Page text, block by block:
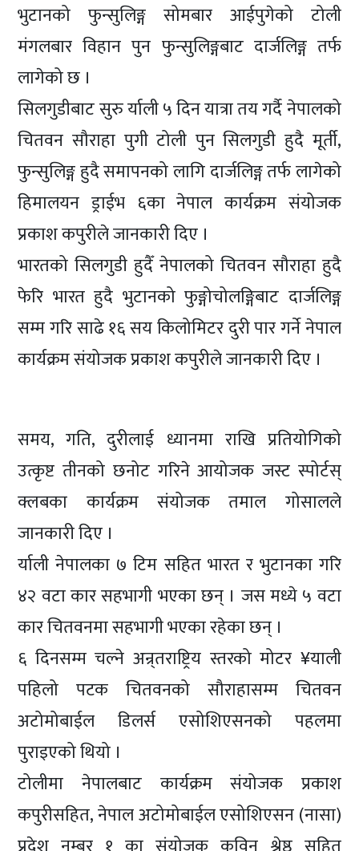
भुटानको फुन्सुलिङ्ग सोमबार आईपुगेको टोली
मंगलबार विहान पुन फुन्सुलिङ्गबाट दार्जलिङ्ग तर्फ
लागेको छ ।
सिलगुडीबाट सुरु र्याली ५ दिन यात्रा तय गर्दै नेपालको
चितवन सौराहा पुगी टोली पुन सिलगुडी हुदै मूर्ती,
फुन्सुलिङ्ग हुदै समापनको लागि दार्जलिङ्ग तर्फ लागेको
हिमालयन ड्राईभ ६का नेपाल कार्यक्रम संयोजक
प्रकाश कपुरीले जानकारी दिए ।
भारतको सिलगुडी हुदैँ नेपालको चितवन सौराहा हुदै
फेरि भारत हुदै भुटानको फुङ्गोचोलङ्गिबाट दार्जलिङ्ग
सम्म गरि साढे १६ सय किलोमिटर दुरी पार गर्ने नेपाल
कार्यक्रम संयोजक प्रकाश कपुरीले जानकारी दिए ।
समय, गति, दुरीलाई ध्यानमा राखि प्रतियोगिको
उत्कृष्ट तीनको छनोट गरिने आयोजक जस्ट स्पोर्टस्
क्लबका कार्यक्रम संयोजक तमाल गोसालले
जानकारी दिए ।
र्याली नेपालका ७ टिम सहित भारत र भुटानका गरि
४२ वटा कार सहभागी भएका छन् । जस मध्ये ५ वटा
कार चितवनमा सहभागी भएका रहेका छन् ।
६ दिनसम्म चल्ने अन्र्तराष्ट्रिय स्तरको मोटर ¥याली
पहिलो पटक चितवनको सौराहासम्म चितवन
अटोमोबाईल डिलर्स एसोशिएसनको पहलमा
पुराइएको थियो ।
टोलीमा नेपालबाट कार्यक्रम संयोजक प्रकाश
कपुरीसहित, नेपाल अटोमोबाईल एसोशिएसन (नासा)